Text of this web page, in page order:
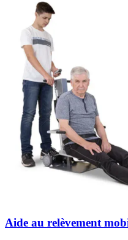
Aide au relèvement